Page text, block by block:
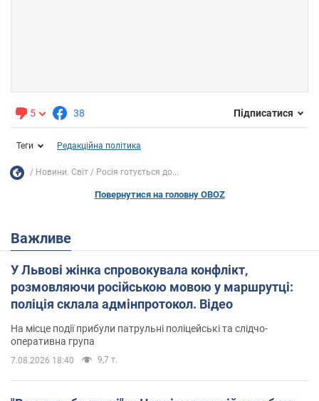
5 38 Підписатися
Теги Редакційна політика
Новини. Світ Росія готується до...
Повернутися на головну OBOZ
Важливе
У Львові жінка спровокувала конфлікт,
розмовляючи російською мовою у маршрутці:
поліція склала адмінпротокол. Відео
На місце події прибули патрульні поліцейські та слідчо-
оперативна група
7.08.2026 18:40 9,7 т.